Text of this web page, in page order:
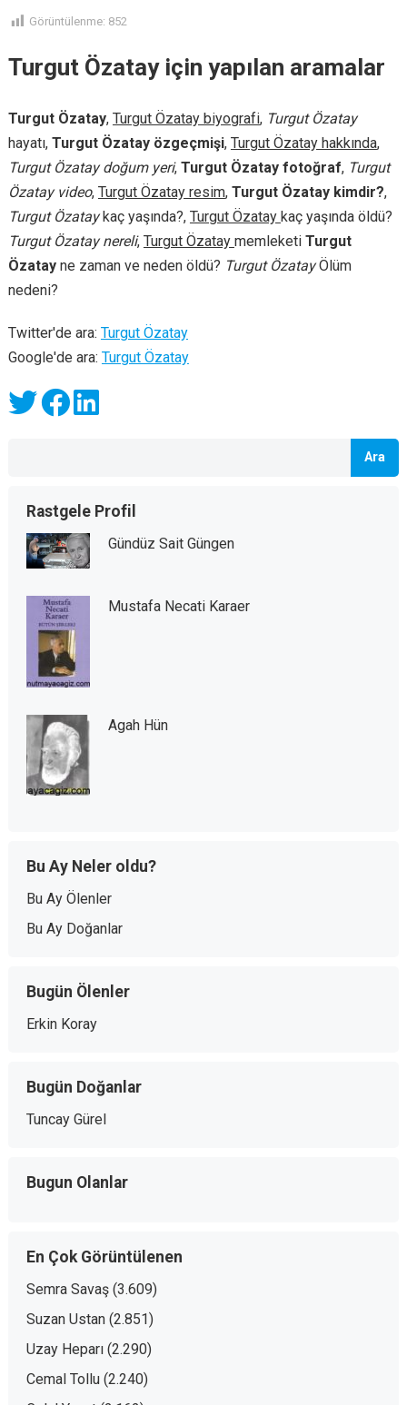
Görüntülenme: 852
Turgut Özatay için yapılan aramalar
Turgut Özatay, Turgut Özatay biyografi, Turgut Özatay
hayatı, Turgut Özatay özgeçmişi, Turgut Özatay hakkında,
Turgut Özatay doğum yeri, Turgut Özatay fotoğraf, Turgut
Özatay video, Turgut Özatay resim, Turgut Özatay kimdir?,
Turgut Özataykaç yaşında?, Turgut Özatay kaç yaşında öldü?
Turgut Özatay nereli, Turgut Özatay memleketi Turgut
Özatayne zaman ve neden öldü? Turgut ÖzatayÖlüm
nedeni?
Twitter'de ara: Turgut Özatay
Google'de ara: Turgut Özatay
Ara
Rastgele Profil
Gündüz Sait Güngen
Mustafa Necati Karaer
Agah Hün
Bu Ay Neler oldu?
Bu Ay Ölenler
Bu Ay Doğanlar
Bugün Ölenler
Erkin Koray
Bugün Doğanlar
Tuncay Gürel
Bugun Olanlar
En Çok Görüntülenen
Semra Savaş (3.609)
Suzan Ustan (2.851)
Uzay Heparı (2.290)
Cemal Tollu (2.240)